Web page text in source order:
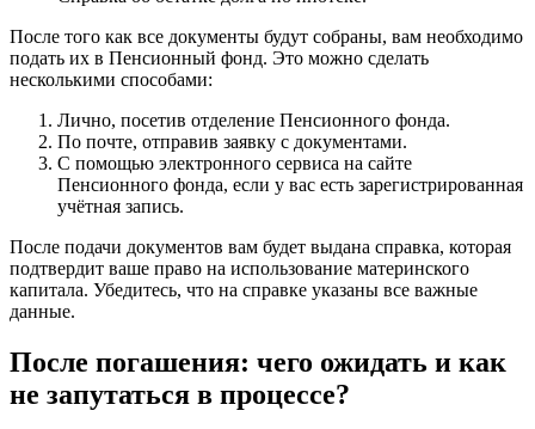
После того как все документы будут собраны, вам необходимо
подать их в Пенсионный фонд. Это можно сделать
несколькими способами:
Лично, посетив отделение Пенсионного фонда.
По почте, отправив заявку с документами.
С помощью электронного сервиса на сайте
Пенсионного фонда, если у вас есть зарегистрированная
учётная запись.
После подачи документов вам будет выдана справка, которая
подтвердит ваше право на использование материнского
капитала. Убедитесь, что на справке указаны все важные
данные.
После погашения: чего ожидать и как
не запутаться в процессе?